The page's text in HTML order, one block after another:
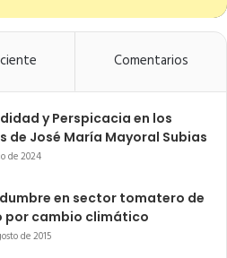
Comentarios
y Perspicacia en los
de José María Mayoral Subias
de 2024
en sector tomatero de
por cambio climático
de 2015